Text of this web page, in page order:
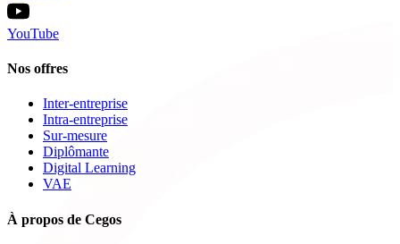
YouTube
Nos offres
Inter-entreprise
Intra-entreprise
Sur-mesure
Diplômante
Digital Learning
VAE
À propos de Cegos